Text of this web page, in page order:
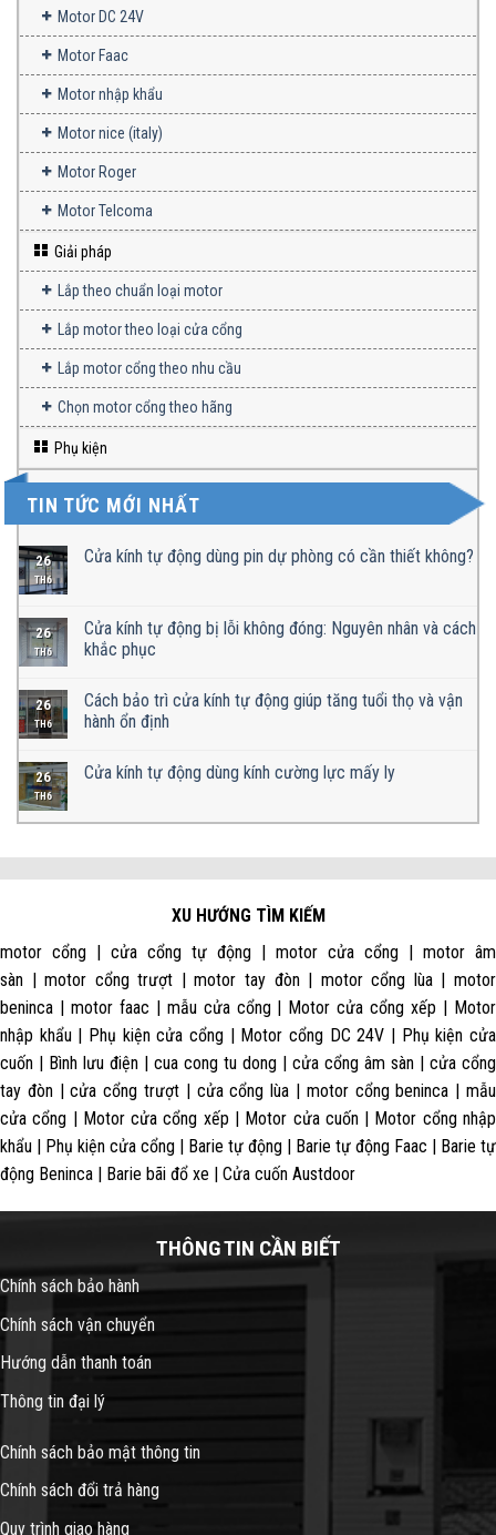
Motor DC 24V
Motor Faac
Motor nhập khẩu
Motor nice (italy)
Motor Roger
Motor Telcoma
Giải pháp
Lắp theo chuẩn loại motor
Lắp motor theo loại cửa cổng
Lắp motor cổng theo nhu cầu
Chọn motor cổng theo hãng
Phụ kiện
TIN TỨC MỚI NHẤT
26
TH6
Cửa kính tự động dùng pin dự phòng có cần thiết không?
26
TH6
Cửa kính tự động bị lỗi không đóng: Nguyên nhân và cách
khắc phục
26
TH6
Cách bảo trì cửa kính tự động giúp tăng tuổi thọ và vận
hành ổn định
26
TH6
Cửa kính tự động dùng kính cường lực mấy ly
XU HƯỚNG TÌM KIẾM
motor cổng | cửa cổng tự động | motor cửa cổng | motor âm
sàn | motor cổng trượt | motor tay đòn | motor cổng lùa | motor
beninca | motor faac | mẫu cửa cổng | Motor cửa cổng xếp | Motor
nhập khẩu | Phụ kiện cửa cổng | Motor cổng DC 24V | Phụ kiện cửa
cuốn | Bình lưu điện | cua cong tu dong | cửa cổng âm sàn | cửa cổng
tay đòn | cửa cổng trượt | cửa cổng lùa | motor cổng beninca | mẫu
cửa cổng | Motor cửa cổng xếp | Motor cửa cuốn | Motor cổng nhập
khẩu | Phụ kiện cửa cổng | Barie tự động | Barie tự động Faac | Barie tự
động Beninca | Barie bãi đổ xe | Cửa cuốn Austdoor
THÔNG TIN CẦN BIẾT
Chính sách bảo hành
Chính sách vận chuyển
Hướng dẫn thanh toán
Thông tin đại lý
Chính sách bảo mật thông tin
Chính sách đổi trả hàng
Quy trình giao hàng